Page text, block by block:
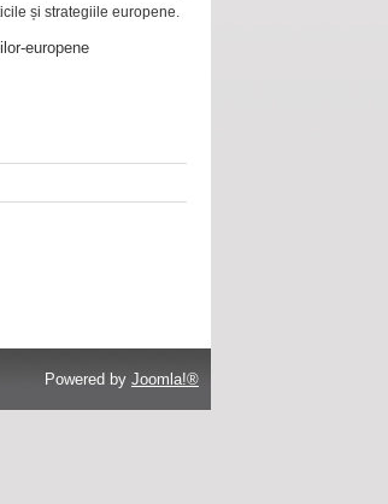
și strategiile europene.
europene
Powered by Joomla!®